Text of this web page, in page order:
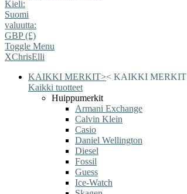
Kieli:
Suomi
valuutta:
GBP (£)
Toggle Menu
XChrisElli
KAIKKI MERKIT>< KAIKKI MERKIT
Kaikki tuotteet
Huippumerkit
Armani Exchange
Calvin Klein
Casio
Daniel Wellington
Diesel
Fossil
Guess
Ice-Watch